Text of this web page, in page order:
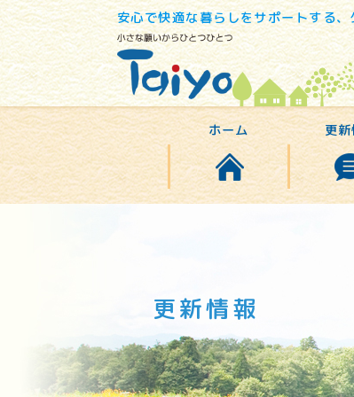
安心で快適な暮らしをサポートする
ホーム 更
更新情報